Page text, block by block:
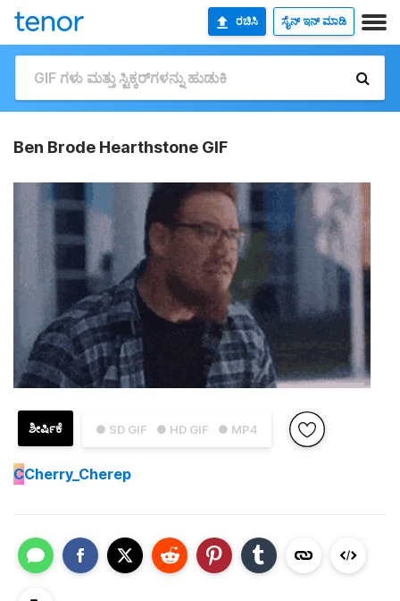
ರಚಿಸಿ ಸೈನ್ ಇನ್ ಮಾಡಿ
Ben Brode Hearthstone GIF
● SD GIF ● HD GIF ● MP4
ಶೀರ್ಷಿಕೆ
CCherry_Cherep